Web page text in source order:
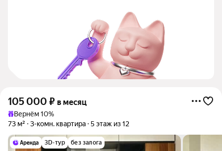
105 000 ₽ в месяц
Вернём 10%
73 м²
3-комн. квартира 5 этаж из 12
3D-тур без залога